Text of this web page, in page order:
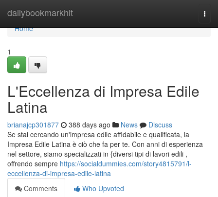
dailybookmarkhit
Home
Home
1
L'Eccellenza di Impresa Edile
Latina
brianajcp301877 388 days ago News
Discuss
Se stai cercando un'impresa edile affidabile e qualificata, la
Impresa Edile Latina è ciò che fa per te. Con anni di esperienza
nel settore, siamo specializzati in {diversi tipi di lavori edili ,
offrendo sempre https://socialdummies.com/story4815791/l-
eccellenza-di-impresa-edile-latina
Comments
Who Upvoted